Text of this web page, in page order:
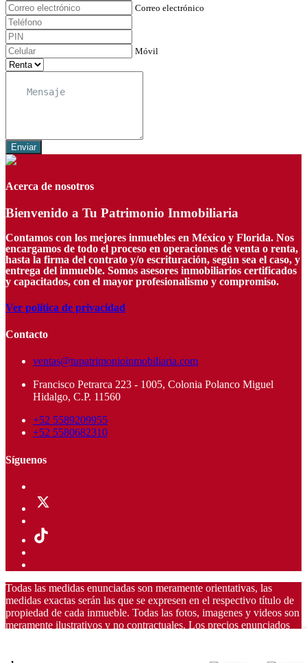
,
Correo electrónico
Móvil
Enviar
Acerca de nosotros
Bienvenido a Tu Patrimonio Inmobiliaria
Contamos con los mejores inmuebles en México y Florida. Nos
encargamos de todo el proceso en operaciones de venta o renta,
hasta la firma del contrato y/o escrituración, según sea el caso, y
entrega del inmueble. Somos asesores inmobiliarios certificados
y capacitados, con el mayor profesionalismo y compromiso.
Ver política de privacidad
Contacto
ventas@tupatrimonioinmobiliaria.com
Francisco Petrarca 223 - 1005, Colonia Polanco Miguel
Hidalgo, C.P. 11560
+52 5589209955
+52 5580682310
Síguenos
Todas las medidas enunciadas son meramente orientativas, las
medidas exactas serán las que se expresen en el respectivo título de
propiedad de cada inmueble. Todas las fotos, imagenes y videos son
meramente ilustrativos y no contractuales. Los precios enunciados